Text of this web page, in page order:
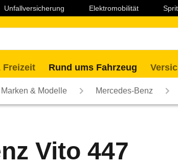
Unfallversicherung Elektromobilität
Freizeit Rund ums Fahrzeug
Marken & Modelle Mercedes-Benz
Vito 447